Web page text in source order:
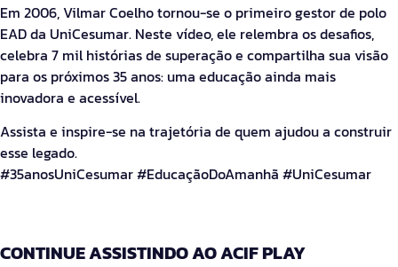
Em 2006, Vilmar Coelho tornou-se o primeiro gestor de polo
EAD da UniCesumar. Neste vídeo, ele relembra os desafios,
celebra 7 mil histórias de superação e compartilha sua visão
para os próximos 35 anos: uma educação ainda mais
inovadora e acessível.
Assista e inspire-se na trajetória de quem ajudou a construir
esse legado.
#35anosUniCesumar #EducaçãoDoAmanhã #UniCesumar
CONTINUE ASSISTINDO AO ACIF PLAY